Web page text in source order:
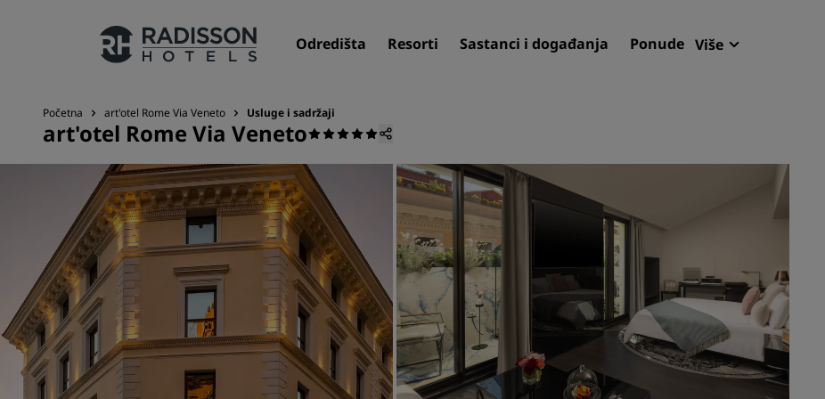
Odredišta Resorti Sastanci i događanja Ponude Više
Naši brendovi
Brendovi Radisson Hotels
Resorti
Apartmani s uslugom sobarice
Hoteli u zračnoj luci
Novi i budući hoteli
Sastanke i događanja
Otkrijte Radisson Meetings
Početna art'otel Rome Via Veneto Usluge i sadržaji
art'otel Rome Via Veneto